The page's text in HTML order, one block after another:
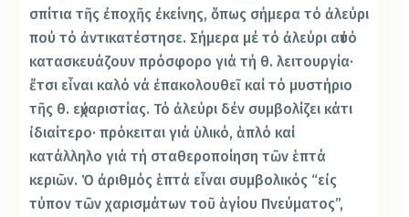
σπίτια τῆς ἐποχῆς ἐκείνης, ὅπως σήμερα τό ἀλεύρι
πού τό ἀντικατέστησε. Σήμερα μέ τό ἀλεύρι αὐτό
κατασκευάζουν πρόσφορο γιά τή θ. λειτουργία·
ἔτσι εἶναι καλό νά ἐπακολουθεῖ καί τό μυστήριο
τῆς θ. εὐχαριστίας. Τό ἀλεύρι δέν συμβολίζει κάτι
ἰδιαίτερο· πρόκειται γιά ὑλικό, ἁπλό καί
κατάλληλο γιά τή σταθεροποίηση τῶν ἑπτά
κεριῶν. Ὁ ἀριθμός ἑπτά εἶναι συμβολικός “εἰς
τύπον τῶν χαρισμάτων τοῦ ἁγίου Πνεύματος”,